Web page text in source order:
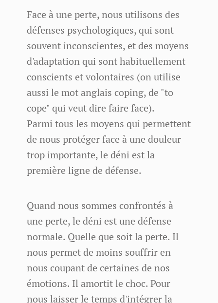
Face à une perte, nous utilisons des
défenses psychologiques, qui sont
souvent inconscientes, et des moyens
d'adaptation qui sont habituellement
conscients et volontaires (on utilise
aussi le mot anglais coping, de "to
cope" qui veut dire faire face).
Parmi tous les moyens qui permettent
de nous protéger face à une douleur
trop importante, le déni est la
première ligne de défense.
Quand nous sommes confrontés à
une perte, le déni est une défense
normale. Quelle que soit la perte. Il
nous permet de moins souffrir en
nous coupant de certaines de nos
émotions. Il amortit le choc. Pour
nous laisser le temps d'intégrer la